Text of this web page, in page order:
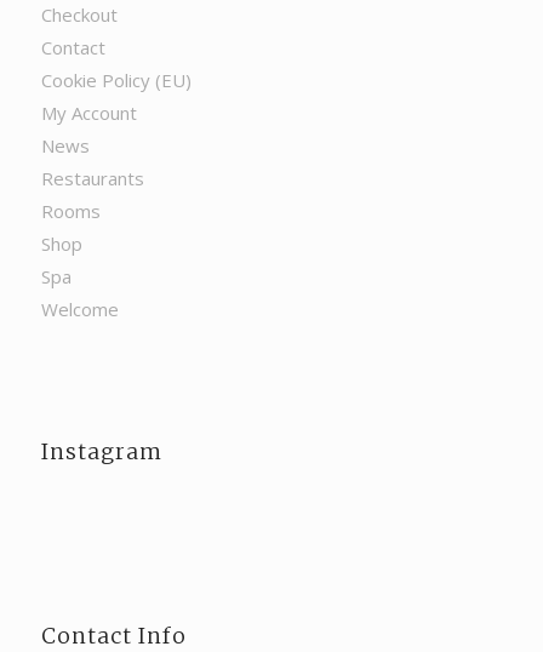
Checkout
Contact
Cookie Policy (EU)
My Account
News
Restaurants
Rooms
Shop
Spa
Welcome
Instagram
Contact Info